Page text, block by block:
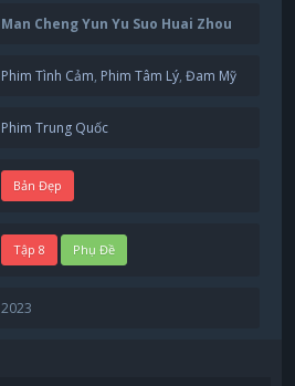
Man Cheng Yun Yu Suo Huai Zhou
Phim Tình Cảm, Phim Tâm Lý,Đam Mỹ
Phim Trung Quốc
Bản Đẹp
Tập 8 Phụ Đề
2023